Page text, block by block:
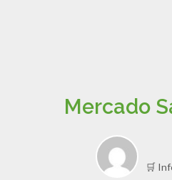
Mercado
🛒